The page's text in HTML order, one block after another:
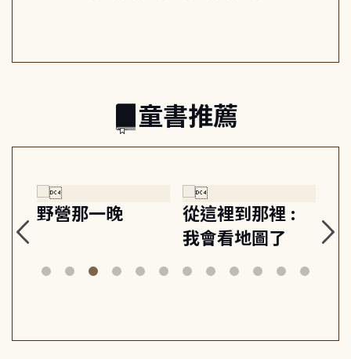
童書推薦
野營那一晚
從這裡到那裡 :
我會看地圖了
美